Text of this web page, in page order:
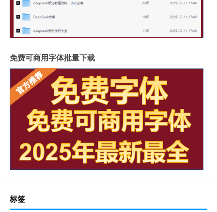
免费可商用字体批量下载
标签